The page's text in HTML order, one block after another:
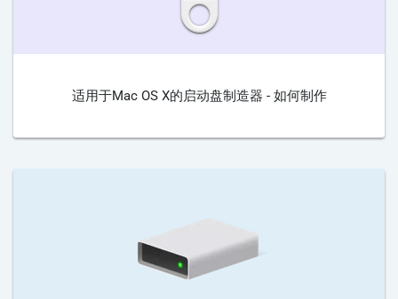
适用于Mac OS X的启动盘制造器 - 如何制作